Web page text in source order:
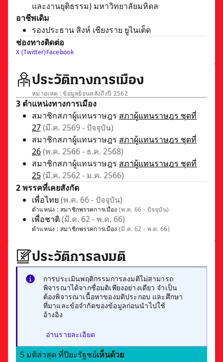
และงานยุติธรรม) มหาวิทยาลัยมหิดล
อาชีพเดิม
รองประธาน สิงห์ เชียงราย ยูไนเต็ด
ช่องทางติดต่อ
X (Twitter)Facebook
ประวัติทางการเมือง
หมายเหตุ : ข้อมูลย้อนหลังถึงปี 2562
3 ตำแหน่งทางการเมือง
สมาชิกสภาผู้แทนราษฎร สภาผู้แทนราษฎร ชุดที่
27(มี.ค. 2569 - ปัจจุบัน)
สมาชิกสภาผู้แทนราษฎร สภาผู้แทนราษฎร ชุดที่
26(พ.ค. 2566 - ธ.ค. 2568)
สมาชิกสภาผู้แทนราษฎร สภาผู้แทนราษฎร ชุดที่
25(มี.ค. 2562 - ม.ค. 2566)
2 พรรคที่เคยสังกัด
เพื่อไทย (พ.ค. 66 - ปัจจุบัน)
ตำแหน่ง : สมาชิกพรรคการเมือง(พ.ค. 66 - ปัจจุบัน)
เพื่อชาติ(มี.ค. 62 - พ.ค. 66)
ตำแหน่ง : สมาชิกพรรคการเมือง(มี.ค. 62 - พ.ค. 66)
ประวัติการลงมติ
การประเมินพฤติกรรมการลงมติไม่สามารถ
พิจารณาได้จากชื่อมติเพียงอย่างเดียว จำเป็น
ต้องพิจารณาเนื้อหาของมติประกอบ และศึกษา
ที่มาและข้อจำกัดของข้อมูลก่อนนำไปใช้
อ้างอิง
อ่านรายละเอียด
5 มติล่าสุด ที่ปิยะรัฐชย์เห็นด้วย